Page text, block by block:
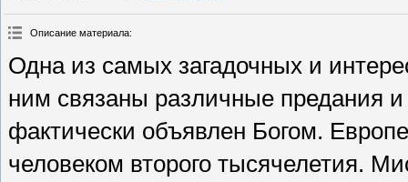
Описание материала:
Одна из самых загадочных и
ним связаны различные предания
фактически объявлен Богом.
человеком второго тысячелетия.